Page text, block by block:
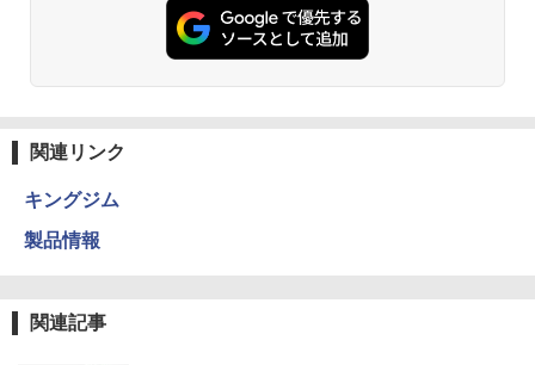
関連リンク
キングジム
製品情報
関連記事